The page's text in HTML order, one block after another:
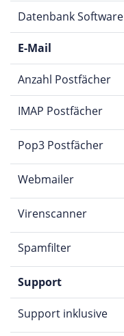
Datenbank Software
E-Mail
Anzahl Postfächer
IMAP Postfächer
Pop3 Postfächer
Webmailer
Virenscanner
Spamfilter
Support
Support inklusive